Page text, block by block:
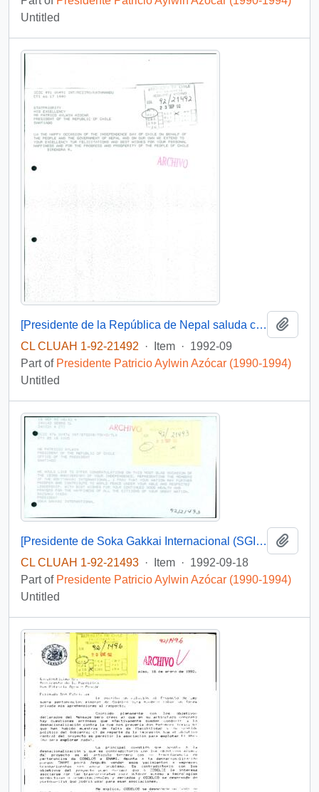
Untitled
[Presidente de la República de Nepal saluda con ocasión de celebrarse un nuevo aniversario de la fiesta nacional]
CL CLUAH 1-92-21492
· Item · 1992-09
Part of Presidente Patricio Aylwin Azócar (1990-1994)
Untitled
[Presidente de Soka Gakkai Internacional (SGI) saluda con ocasión de celebrarse un nuevo aniversario de la fiesta nacional]
CL CLUAH 1-92-21493 · Item · 1992-09-18
Part of Presidente Patricio Aylwin Azócar (1990-1994)
Untitled